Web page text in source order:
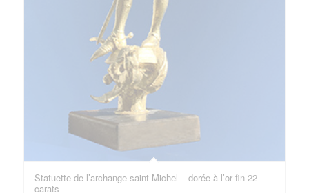
Statuette de l’archange saint Michel – dorée à l’or fin 22
carats